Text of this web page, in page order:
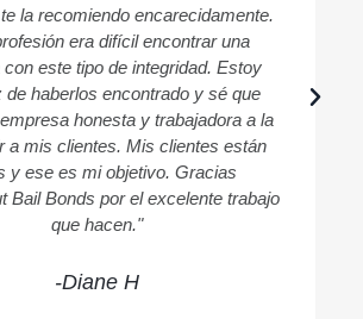
la recomiendo encarecidamente.
era difícil encontrar una
este tipo de integridad. Estoy
de haberlos encontrado y sé que
honesta y trabajadora a la
a mis clientes. Mis clientes están
y ese es mi objetivo. Gracias
Bail Bonds por el excelente trabajo
que hacen."
-Diane H